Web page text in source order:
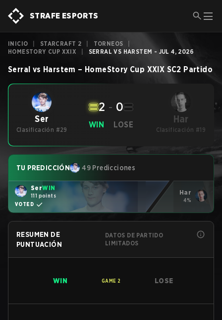
STRAFE ESPORTS
INICIO STARCRAFT 2 TORNEOS
HOMESTORY CUP XXIX
SERRAL VS HARSTEM - JUL 4, 2026
Serral vs Harstem – HomeStory Cup XXIX SC2 Partido
Ser
Clasificación #29
WIN
2 - 0
LOSE Har
Clasificación #19
TU PREDICCIÓN 49 Predicciones
SerWIN
111 points
VOTED
Har
4%
RESUMEN DE
PUNTUACIÓN
DATOS DE PARTIDO
LIMITADOS
WIN GAME 2 LOSE